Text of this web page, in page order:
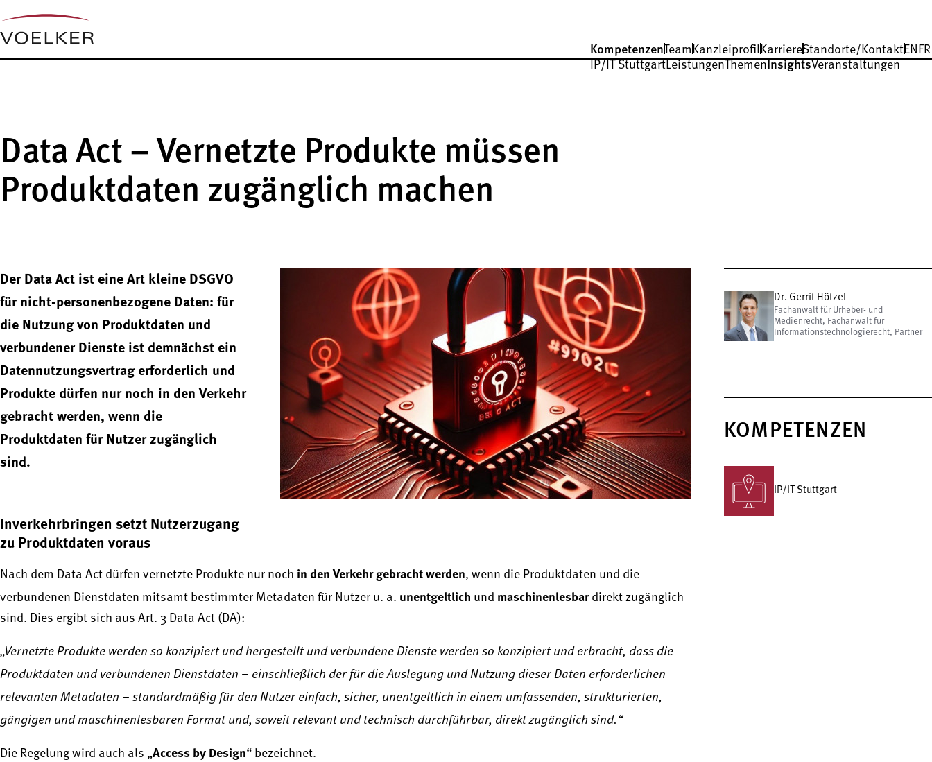
KompetenzenTeam KanzleiprofilKarriereStandorte/KontaktENFR
IP/IT StuttgartLeistungenThemenInsightsVeranstaltungen
Data Act – Vernetzte Produkte müssen
Produktdaten zugänglich machen
Der Data Act ist eine Art kleine DSGVO
für nicht-personenbezogene Daten: für
die Nutzung von Produktdaten und
verbundener Dienste ist demnächst ein
Datennutzungsvertrag erforderlich und
Produkte dürfen nur noch in den Verkehr
gebracht werden, wenn die
Produktdaten für Nutzer zugänglich
sind.
Inverkehrbringen setzt Nutzerzugang
zu Produktdaten voraus
Nach dem Data Act dürfen vernetzte Produkte nur noch in den Verkehr gebracht werden, wenn die Produktdaten und die
verbundenen Dienstdaten mitsamt bestimmter Metadaten für Nutzer u. a. unentgeltlich und maschinenlesbardirekt zugänglich
sind. Dies ergibt sich aus Art. 3 Data Act (DA):
„Vernetzte Produkte werden so konzipiert und hergestellt und verbundene Dienste werden so konzipiert und erbracht, dass die
Produktdaten und verbundenen Dienstdaten – einschließlich der für die Auslegung und Nutzung dieser Daten erforderlichen
relevanten Metadaten – standardmäßig für den Nutzer einfach, sicher, unentgeltlich in einem umfassenden, strukturierten,
gängigen und maschinenlesbaren Format und, soweit relevant und technisch durchführbar, direkt zugänglich sind.“
Die Regelung wird auch als „Access by Design“ bezeichnet.
Dr. Gerrit Hötzel
Fachanwalt für Urheber- und
Medienrecht, Fachanwalt für
Informationstechnologierecht, Partner
KOMPETENZEN
IP/IT Stuttgart